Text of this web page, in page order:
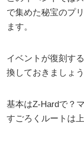
で集めた秘宝のプ
ます。
イベントが復刻す
換しておきましょう
基本はZ-Hardで？
すごろくルートは